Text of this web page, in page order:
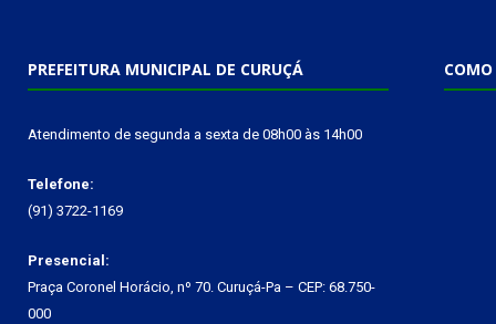
PREFEITURA MUNICIPAL DE CURUÇÁ
Atendimento de segunda a sexta de 08h00 às 14h00
Telefone:
(91) 3722-1169
Presencial:
Praça Coronel Horácio, nº 70. Curuçá-Pa – CEP: 68.750-
000
COMO